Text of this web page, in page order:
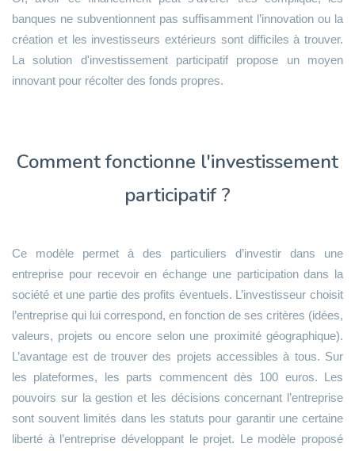
banques ne subventionnent pas suffisamment l’innovation ou la
création et les investisseurs extérieurs sont difficiles à trouver.
La solution d'investissement participatif propose un moyen
innovant pour récolter des fonds propres.
Comment fonctionne l'investissement
participatif ?
Ce modèle permet à des particuliers d’investir dans une
entreprise pour recevoir en échange une participation dans la
société et une partie des profits éventuels. L’investisseur choisit
l’entreprise qui lui correspond, en fonction de ses critères (idées,
valeurs, projets ou encore selon une proximité géographique).
L’avantage est de trouver des projets accessibles à tous. Sur
les plateformes, les parts commencent dès 100 euros. Les
pouvoirs sur la gestion et les décisions concernant l’entreprise
sont souvent limités dans les statuts pour garantir une certaine
liberté à l’entreprise développant le projet. Le modèle proposé